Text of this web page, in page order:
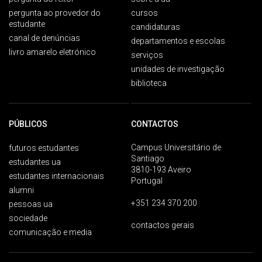
pergunta ao provedor do
estudante
canal de denúncias
livro amarelo eletrónico
cursos
candidaturas
departamentos e escolas
serviços
unidades de investigação
biblioteca
PÚBLICOS
futuros estudantes
estudantes ua
estudantes internacionais
alumni
pessoas ua
sociedade
comunicação e media
CONTACTOS
Campus Universitário de
Santiago
3810-193 Aveiro
Portugal
+351 234 370 200
contactos gerais